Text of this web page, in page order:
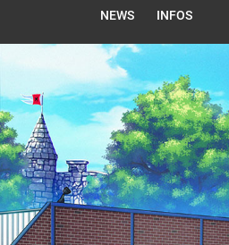
NEWS INFOS